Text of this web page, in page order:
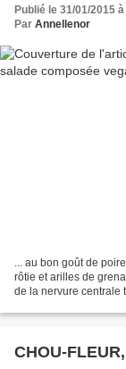
Publié le 31/01/2015
Par Annellenor
... au bon goût de
rôtie et arilles de
de la nervure centrale
CHOU-